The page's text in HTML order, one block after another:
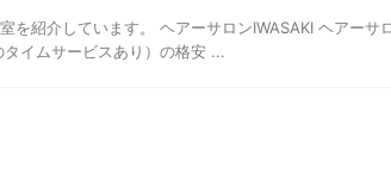
を紹介しています。 ヘアーサロンIWASAKI ヘアーサ
イムサービスあり）の格安 ...